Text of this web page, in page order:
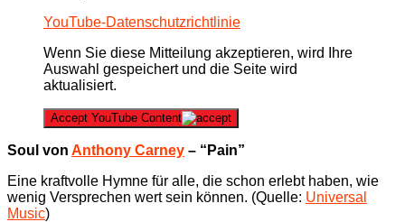
YouTube-Datenschutzrichtlinie
Wenn Sie diese Mitteilung akzeptieren, wird Ihre
Auswahl gespeichert und die Seite wird
aktualisiert.
Accept YouTube Content
Soul von Anthony Carney – “Pain”
Eine kraftvolle Hymne für alle, die schon erlebt haben, wie
wenig Versprechen wert sein können. (Quelle: Universal
Music)